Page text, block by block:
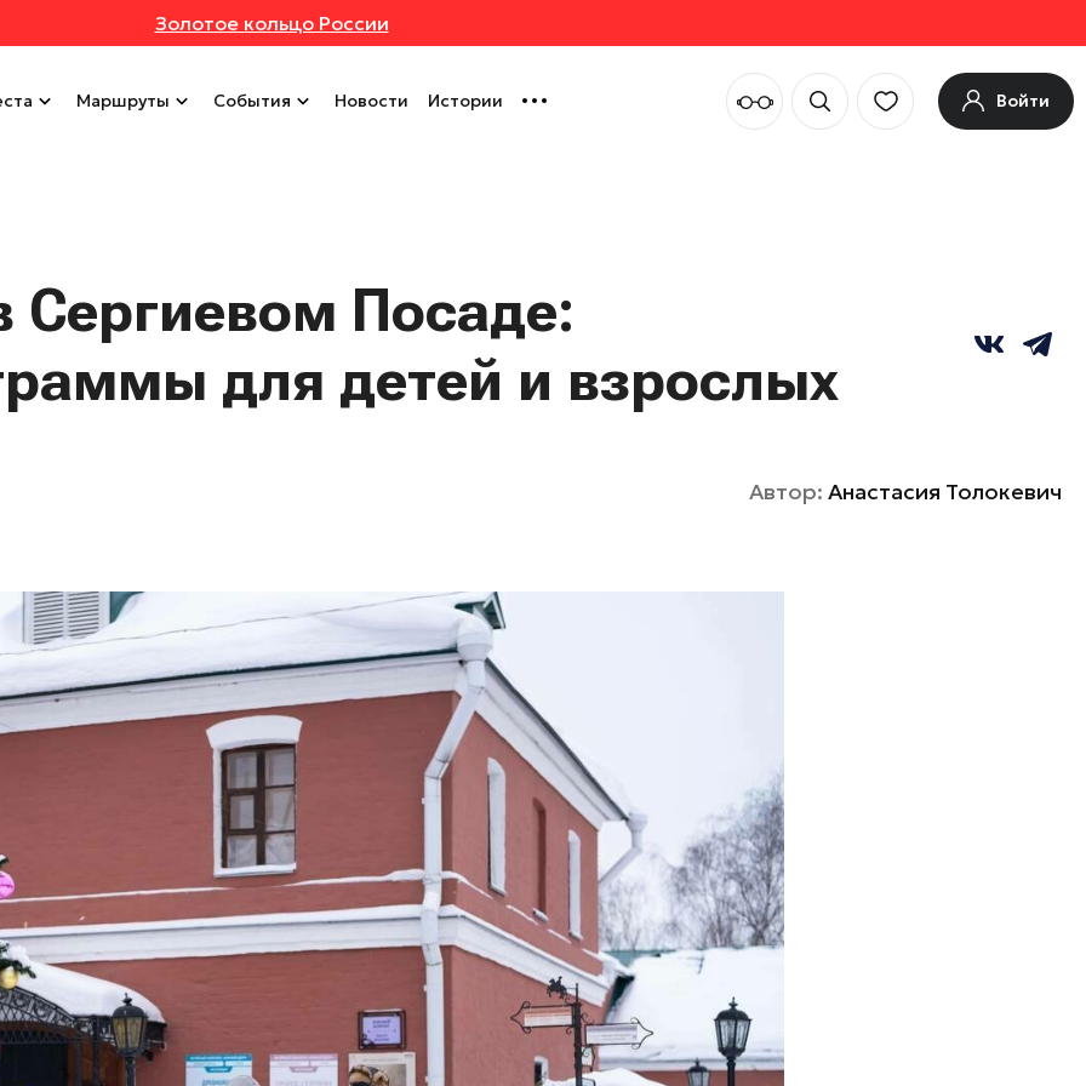
Золотое кольцо России
Маршруты События Новости Истории Войти
Сергиевом Посаде:
для детей и взрослых
Автор: Анастасия Толокевич